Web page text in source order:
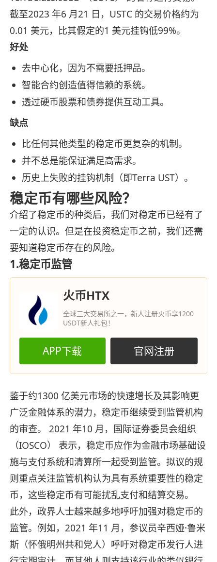
截至2023 年6 月21 日，USTC 的交易价格约为
0.01 美元，比其假定的1 美元挂钩低99%。
好处
去中心化，因为不需要抵押品。
智能合约创造值得信赖的系统。
透过硬币股票和债券提供互动工具。
缺点
比任何其他类型的稳定币更复杂的机制。
并不总是能保证满足高需求。
历史上失败的挂钩机制（即Terra UST）。
稳定币有哪些风险？
介绍了稳定币的种类后，我们对稳定币已经有了
一定的认识。但是在投资稳定币之前，我们还需
要知道稳定币存在的风险。
1.稳定币监管
火币HTX
全球三大交易所之一，新人注册火币享1200
USDT新人礼包！
APP下载 官网注册
鉴于约1300 亿美元市场的快速增长及其影响更
广泛金融体系的潜力，稳定币继续受到监管机构
的审查。 2021 年10 月，国际证券委员会组织
（IOSCO） 表示，稳定币应作为金融市场基础设
施​​与支付系统和清算所一起受到监管。拟议的规
则重点关注监管机构认为具有系统重要性的稳定
币，这些稳定币有可能扰乱支付和结算交易。
此外，政界人士越来越多地呼吁加强对稳定币的
监管。例如，2021 年11 月，参议员辛西娅·鲁米
斯（怀俄明州共和党人）呼吁对稳定币发行人进